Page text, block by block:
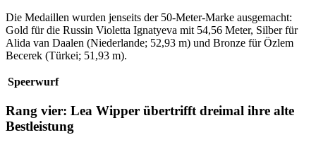
Die Medaillen wurden jenseits der 50-Meter-Marke ausgemacht:
Gold für die Russin Violetta Ignatyeva mit 54,56 Meter, Silber für
Alida van Daalen (Niederlande; 52,93 m) und Bronze für Özlem
Becerek (Türkei; 51,93 m).
Speerwurf
Rang vier: Lea Wipper übertrifft dreimal ihre alte
Bestleistung